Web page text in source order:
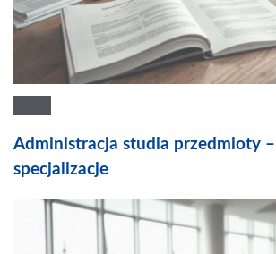
Administracja studia przedmioty
specjalizacje